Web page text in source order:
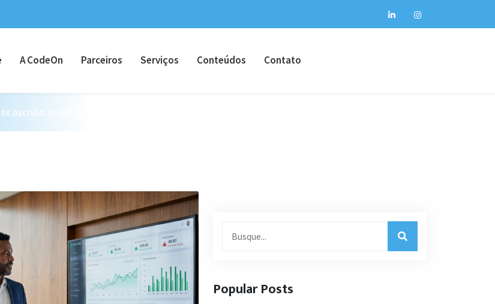
A CodeOn Parceiros Serviços Conteúdos Contato
DECISÃO: PLANO DE 30 DIAS PARA DIRETORES E C-LEVELS
Popular Posts